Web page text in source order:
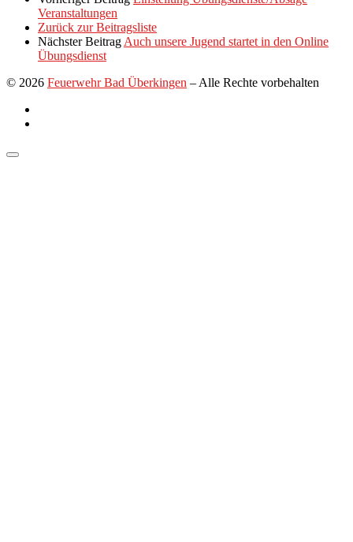
Veranstaltungen
Zurück zur Beitragsliste
Nächster Beitrag Auch unsere Jugend startet in den Online
Übungsdienst
© 2026 Feuerwehr Bad Überkingen – Alle Rechte vorbehalten